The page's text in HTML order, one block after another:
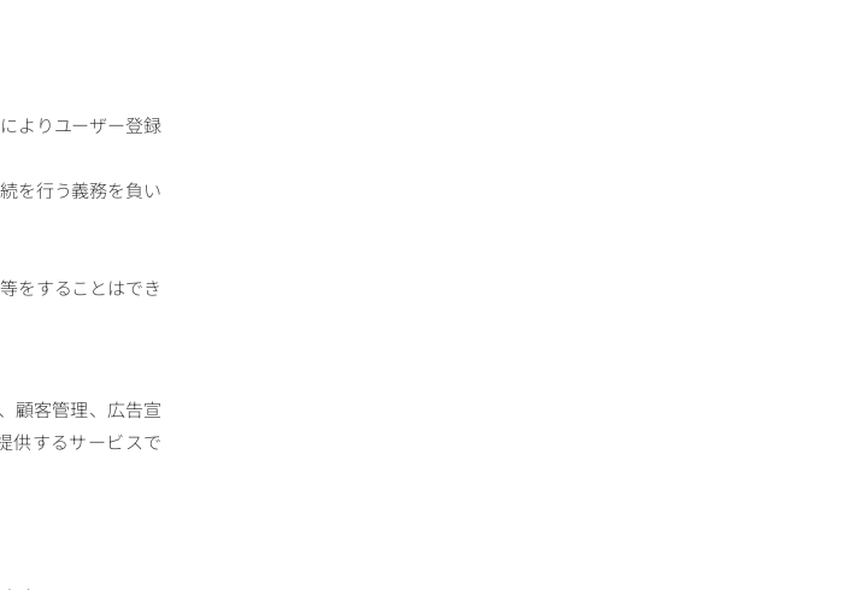
よりユーザー登録
を行う義務を負い
をすることはでき
顧客管理、広告宣
供するサービスで